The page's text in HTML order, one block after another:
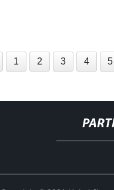
1 2 3 4 5